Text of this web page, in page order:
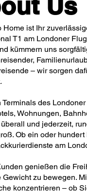
Home ist Ihr
T1 am Londoner
kümmern uns
– wir sorgen
Terminals des
Wohnungen,
und jederzeit,
Ob ein oder
am
genießen die
Gewicht zu bewegen.
konzentrieren – ob